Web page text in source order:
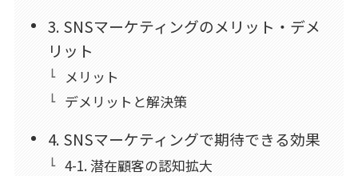
3. SNSマーケティングのメリット・デメ
リット
メリット
デメリットと解決策
4. SNSマーケティングで期待できる効果
4-1. 潜在顧客の認知拡大